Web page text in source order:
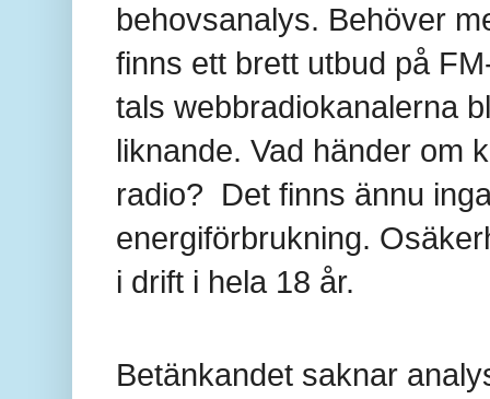
behovsanalys. Behöver
finns ett brett utbud på
tals webbradiokanalerna
liknande. Vad händer om
radio? Det finns ännu
energiförbrukning.
i drift i hela 18 år.
Betänkandet saknar